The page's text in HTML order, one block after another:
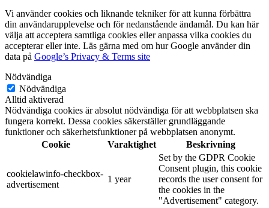
Vi använder cookies och liknande tekniker för att kunna förbättra
din användarupplevelse och för nedanstående ändamål. Du kan här
välja att acceptera samtliga cookies eller anpassa vilka cookies du
accepterar eller inte. Läs gärna med om hur Google använder din
data på Google’s Privacy & Terms site
Nödvändiga
Nödvändiga
Alltid aktiverad
Nödvändiga cookies är absolut nödvändiga för att webbplatsen ska
fungera korrekt. Dessa cookies säkerställer grundläggande
funktioner och säkerhetsfunktioner på webbplatsen anonymt.
Cookie
Varaktighet Beskrivning
cookielawinfo-checkbox-
advertisement
1 year
Set by the GDPR Cookie
Consent plugin, this cookie
records the user consent for
the cookies in the
"Advertisement" category.